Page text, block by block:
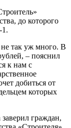
до которого
так уж много. В
– пояснил
к нам с
добиться от
которых
заверил граждан,